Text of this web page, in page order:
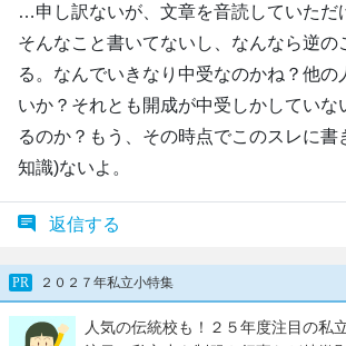
…申し訳ないが、文章を音読していただ
そんなこと書いてないし、なんなら逆の
る。なんでいきなり中受なのかね？他の
いか？それとも開成が中受しかしていな
るのか？もう、その時点でこのスレに書
知識)ないよ。
返信する